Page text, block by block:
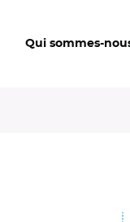
Qui sommes-